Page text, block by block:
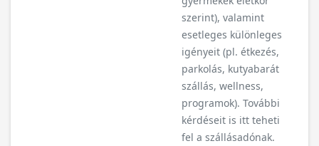
szerint), valamint
esetleges különleges
igényeit (pl. étkezés,
parkolás, kutyabarát
szállás, wellness,
programok). További
kérdéseit is itt teheti
fel a szállásadónak.